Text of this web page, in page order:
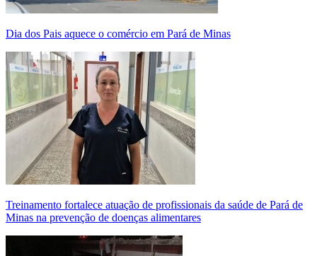
Dia dos Pais aquece o comércio em Pará de Minas
Treinamento fortalece atuação de profissionais da saúde de Pará de
Minas na prevenção de doenças alimentares